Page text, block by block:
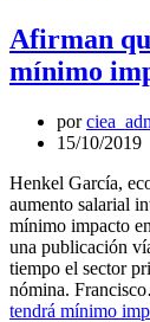
Afirman
mínimo
por
15/10/2019
Henkel García,
aumento salarial
mínimo impacto
una publicación
tiempo el sector
nómina.
tendrá mínimo